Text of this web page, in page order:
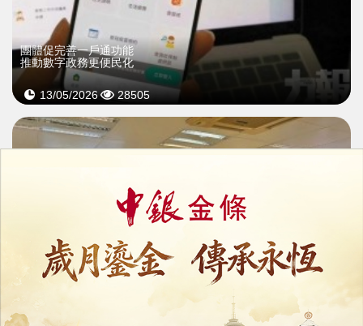
團體促完善一戶通功能
推動數字政務更便民化
13/05/2026 28505